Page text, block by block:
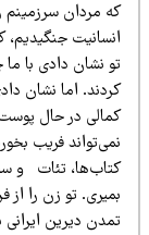
مردان سرزمینم را
جنگیدیم، که
نشان دادی با ما چه
اما نشان دادی
در حال
فریب بخورد!
تئات و سینمای
تو زن را از
دیرین ایرانی